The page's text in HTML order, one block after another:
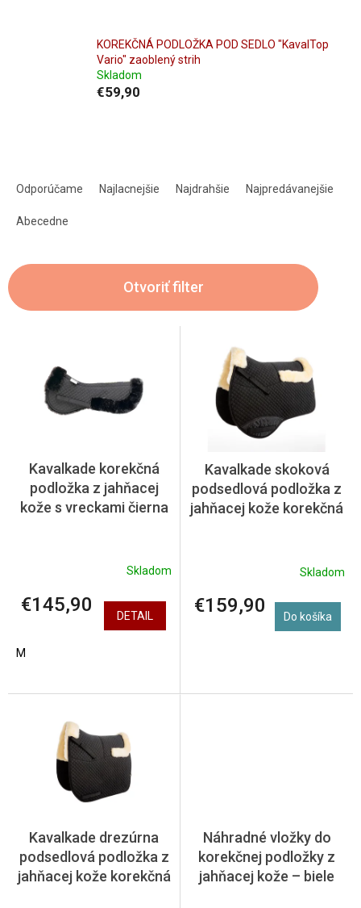
KOREKČNÁ PODLOŽKA POD SEDLO "KavalTop
Vario" zaoblený strih
Skladom
€59,90
e
p
Odporúčame Najlacnejšie Najdrahšie Najpredávanejšie
Abecedne
Otvoriť filter
Kavalkade korekčná
podložka z jahňacej
kože s vreckami čierna
Skladom
€145,90 DETAIL
M
Kavalkade skoková
podsedlová podložka z
jahňacej kože korekčná
Skladom
€159,90 Do košíka
Kavalkade drezúrna
podsedlová podložka z
jahňacej kože korekčná
Náhradné vložky do
korekčnej podložky z
jahňacej kože – biele